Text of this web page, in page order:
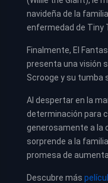
navideña de la
enfermedad de Tiny
Finalmente, El
presenta una visión
Scrooge y su tumba
Al despertar en la
determinación para
generosamente a la
sorprende a la
promesa de
Descubre más